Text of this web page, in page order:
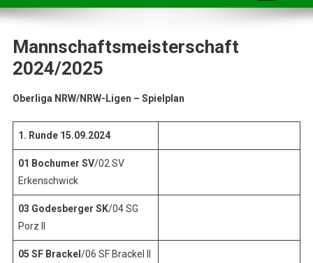
Mannschaftsmeisterschaft
2024/2025
Oberliga NRW/NRW-Ligen – Spielplan
1. Runde 15.09.2024
01 Bochumer SV/02 SV
Erkenschwick
03 Godesberger SK/04 SG
Porz II
05 SF Brackel /06 SF Brackel II